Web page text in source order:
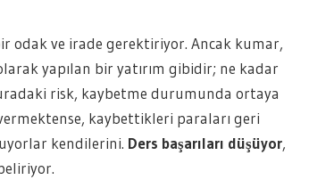
odak ve irade gerektiriyor. Ancak kumar,
yapılan bir yatırım gibidir; ne kadar
risk, kaybetme durumunda ortaya
kaybettikleri paraları geri
kendilerini. Ders başarıları düşüyor,